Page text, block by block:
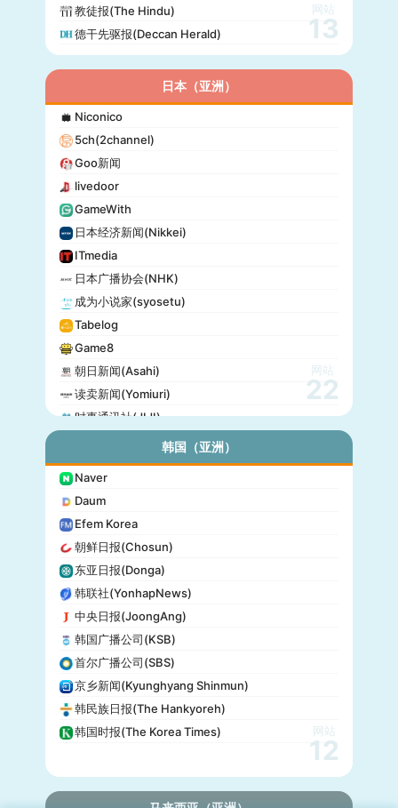
教徒报(The Hindu)
德干先驱报(Deccan Herald)
网站
13
日本（亚洲）
Niconico
5ch(2channel)
Goo新闻
livedoor
GameWith
日本经济新闻(Nikkei)
ITmedia
日本广播协会(NHK)
成为小说家(syosetu)
Tabelog
Game8
朝日新闻(Asahi)
读卖新闻(Yomiuri)
时事通讯社(JIJI)
产经新闻(Sankei)
东京放送(TBS)
朝日电视台(TV Asahi)
东京电视台(TV Tokyo)
日本电视台(NTV)
富士电视台(Fuji TV)
日本时报(Japan Times)
网站
22
韩国（亚洲）
Naver
Daum
Efem Korea
朝鲜日报(Chosun)
东亚日报(Donga)
韩联社(YonhapNews)
中央日报(JoongAng)
韩国广播公司(KSB)
首尔广播公司(SBS)
京乡新闻(Kyunghyang Shinmun)
韩民族日报(The Hankyoreh)
韩国时报(The Korea Times)
网站
12